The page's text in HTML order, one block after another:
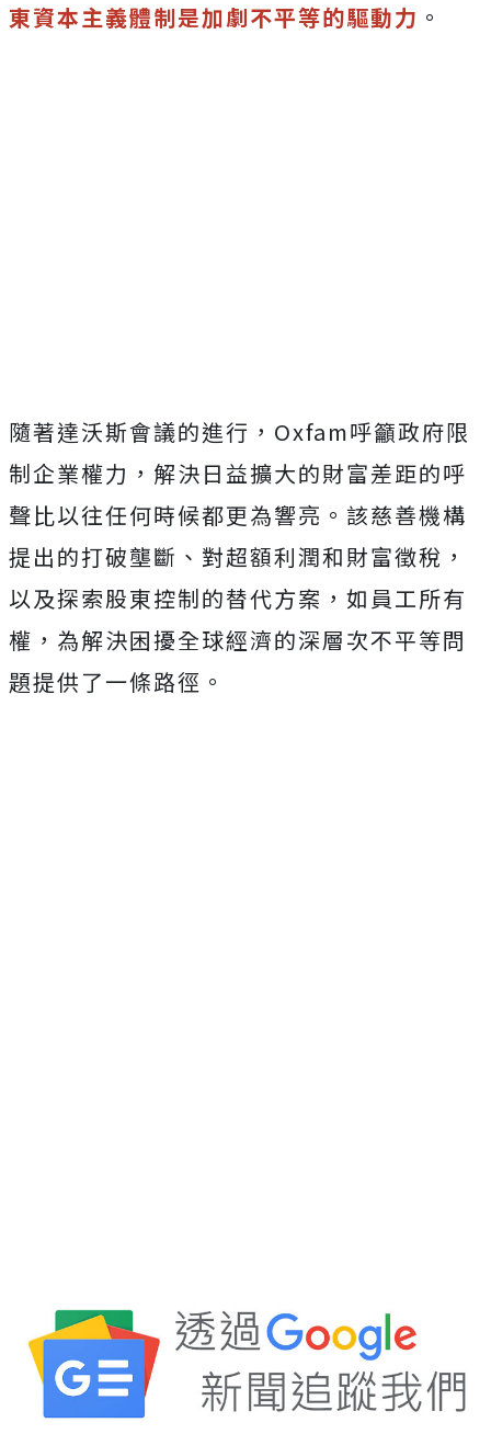
東資本主義體制是加劇不平等的驅動力 。
隨著達沃斯會議的進行，Oxfam呼籲政府限
制企業權力，解決日益擴大的財富差距的呼
聲比以往任何時候都更為響亮。該慈善機構
提出的打破壟斷、對超額利潤和財富徵稅，
以及探索股東控制的替代方案，如員工所有
權，為解決困擾全球經濟的深層次不平等問
題提供了一條路徑。